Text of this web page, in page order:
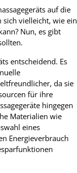
auf die
sich vielleicht, wie ein
Nun, es gibt
entscheidend. Es
da sie
für ihre
hingegen
Materialien wie
eines
Energieverbrauch